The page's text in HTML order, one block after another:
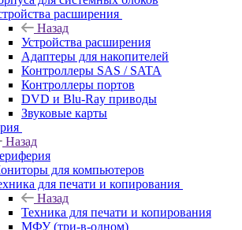
расширения
Назад
Устройства расширения
Адаптеры для накопителей
Контроллеры SAS / SATA
Контроллеры портов
DVD и Blu-Ray приводы
Звуковые карты
Назад
для компьютеров
для печати и копирования
Назад
Техника для печати и копирования
МФУ (три-в-одном)